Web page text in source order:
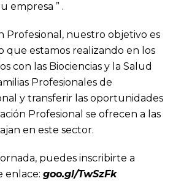
empresa ” .
Profesional, nuestro objetivo es
que estamos realizando en los
con las Biociencias y la Salud
Profesionales de
y transferir las oportunidades
Profesional se ofrecen a las
en este sector.
puedes inscribirte a
enlace: goo.gl/TwSzFk